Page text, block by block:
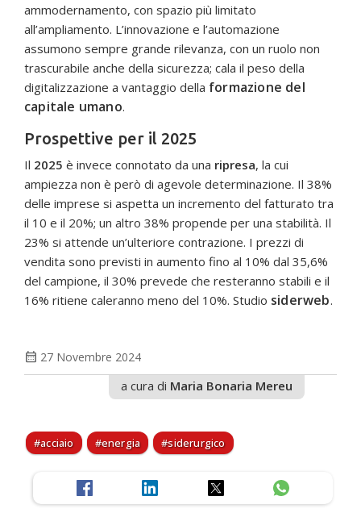
ammodernamento, con spazio più limitato
all’ampliamento. L’innovazione e l’automazione
assumono sempre grande rilevanza, con un ruolo non
trascurabile anche della sicurezza; cala il peso della
digitalizzazione a vantaggio della formazione del
capitale umano.
Prospettive per il 2025
Il 2025 è invece connotato da una ripresa, la cui
ampiezza non è però di agevole determinazione. Il 38%
delle imprese si aspetta un incremento del fatturato tra
il 10 e il 20%; un altro 38% propende per una stabilità. Il
23% si attende un’ulteriore contrazione. I prezzi di
vendita sono previsti in aumento fino al 10% dal 35,6%
del campione, il 30% prevede che resteranno stabili e il
16% ritiene caleranno meno del 10%. Studio siderweb.
calendar_month 27 Novembre 2024
a cura di Maria Bonaria Mereu
acciaio energia siderurgico